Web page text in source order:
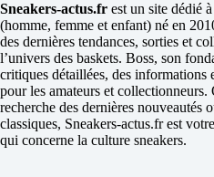
Sneakers-actus.fr est un site dédié
(homme, femme et enfant) né en
des dernières tendances, sorties et
l’univers des baskets. Boss, son
critiques détaillées, des informations
pour les amateurs et collectionneurs.
recherche des dernières nouveautés
classiques, Sneakers-actus.fr est
qui concerne la culture sneakers.